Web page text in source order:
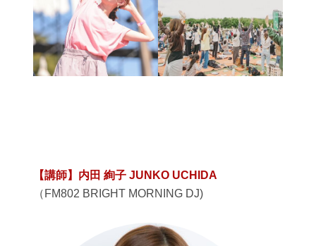
【講師】内田 絢子 JUNKO UCHIDA
（FM802 BRIGHT MORNING DJ)